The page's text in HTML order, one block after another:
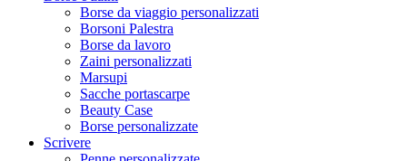
Borse da viaggio personalizzati
Borsoni Palestra
Borse da lavoro
Zaini personalizzati
Marsupi
Sacche portascarpe
Beauty Case
Borse personalizzate
Scrivere